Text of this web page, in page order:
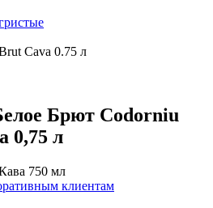
Cava 0.75 л
Брют Codorniu
0,75 л
750 мл
клиентам